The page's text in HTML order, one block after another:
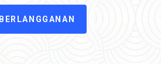
BERLANGGANAN